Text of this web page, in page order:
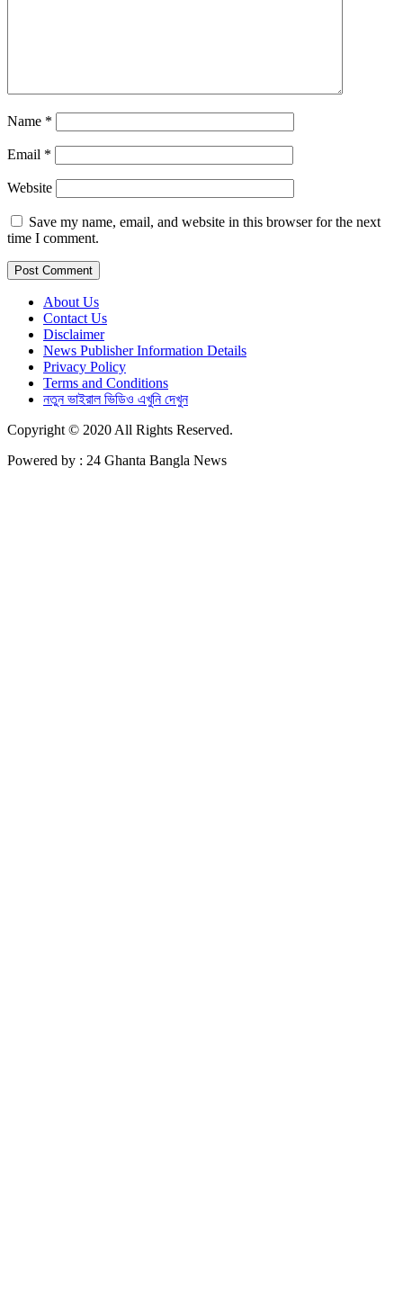
Name *
Email *
Website
Save my name, email, and website in this browser for the next
time I comment.
About Us
Contact Us
Disclaimer
News Publisher Information Details
Privacy Policy
Terms and Conditions
নতুন ভাইরাল ভিডিও এখুনি দেখুন
Copyright © 2020 All Rights Reserved.
Powered by : 24 Ghanta Bangla News